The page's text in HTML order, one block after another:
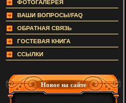
ФОТОГАЛЕРЕЯ
ВАШИ ВОПРОСЫ/FAQ
ОБРАТНАЯ СВЯЗЬ
ГОСТЕВАЯ КНИГА
ССЫЛКИ
Новое на сайте